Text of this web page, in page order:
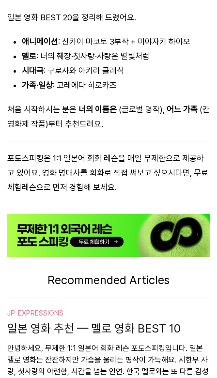
일본 영화 BEST 20을 정리해 드렸어요.
애니메이션: 신카이 마코토 3부작 + 미야자키 하야오
멜로: 너의 췌장·첫사랑·사랑은 별빛처럼
시대극: 구로사와 아키라 클래식
가족·일상: 고레에다 히로카즈
처음 시작하시는 분은 너의 이름은 (글로벌 명작), 어느 가족 (칸
영화제 작품)부터 추천드려요.
포도스피킹은 1:1 일본어 회화 레슨을 매일 무제한으로 제공하
고 있어요. 영화 명대사를 회화로 직접 써보고 싶으시다면, 무료
체험레슨으로 먼저 경험해 보세요.
Recommended Articles
JP-EXPRESSIONS
일본 영화 추천 — 멜로 영화 BEST 10
안녕하세요, 무제한 1:1 일본어 회화 레슨 포도스피킹입니다. 일본
멜로 영화는 잔잔하지만 가슴을 울리는 명작이 가득해요. 시한부 사
랑, 첫사랑의 아련함, 시간을 넘는 인연. 한국 멜로와는 또 다른 감성